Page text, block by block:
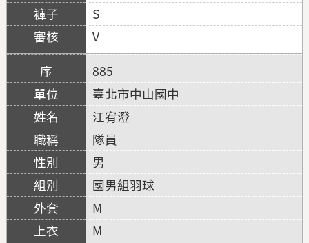
S
V
885
臺北市中山國中
江宥澄
隊員
男
國男組羽球
M
M